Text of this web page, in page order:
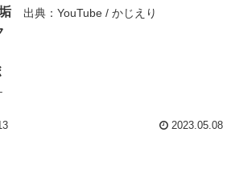
出典：YouTube / かじえり
2023.05.08